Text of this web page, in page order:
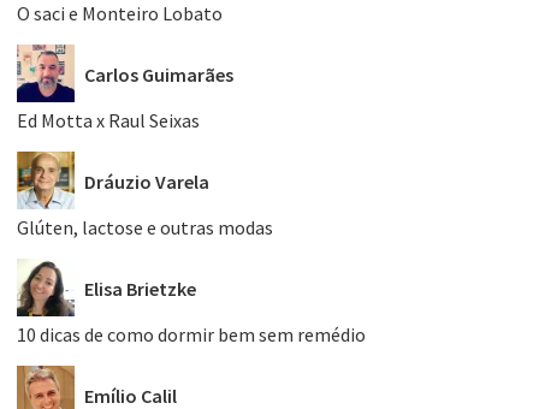
O saci e Monteiro Lobato
Carlos Guimarães
Ed Motta x Raul Seixas
Dráuzio Varela
Glúten, lactose e outras modas
Elisa Brietzke
10 dicas de como dormir bem sem remédio
Emílio Calil